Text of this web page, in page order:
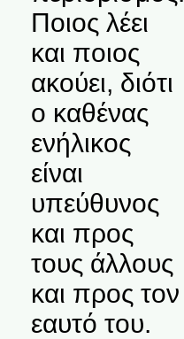
Ποιος λέει
και ποιος
ακούει, διότι
ο καθένας
ενήλικος
είναι
υπεύθυνος
και προς
τους άλλους
και προς τον
εαυτό του.